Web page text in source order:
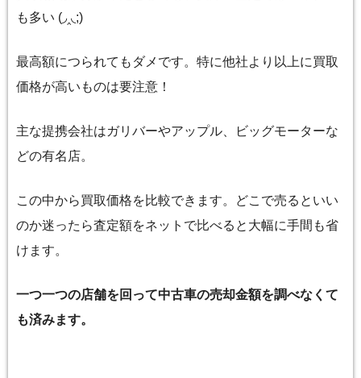
も多い (◞‸◟;)
最高額につられてもダメです。特に他社より以上に買取
価格が高いものは要注意！
主な提携会社はガリバーやアップル、ビッグモーターな
どの有名店。
この中から買取価格を比較できます。どこで売るといい
のか迷ったら査定額をネットで比べると大幅に手間も省
けます。
一つ一つの店舗を回って中古車の売却金額を調べなくて
も済みます。